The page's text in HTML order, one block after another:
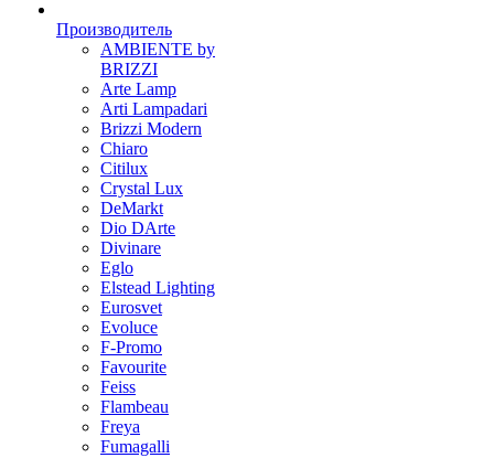
Производитель
AMBIENTE by
BRIZZI
Arte Lamp
Arti Lampadari
Brizzi Modern
Chiaro
Citilux
Crystal Lux
DeMarkt
Dio DArte
Divinare
Eglo
Elstead Lighting
Eurosvet
Evoluce
F-Promo
Favourite
Feiss
Flambeau
Freya
Fumagalli